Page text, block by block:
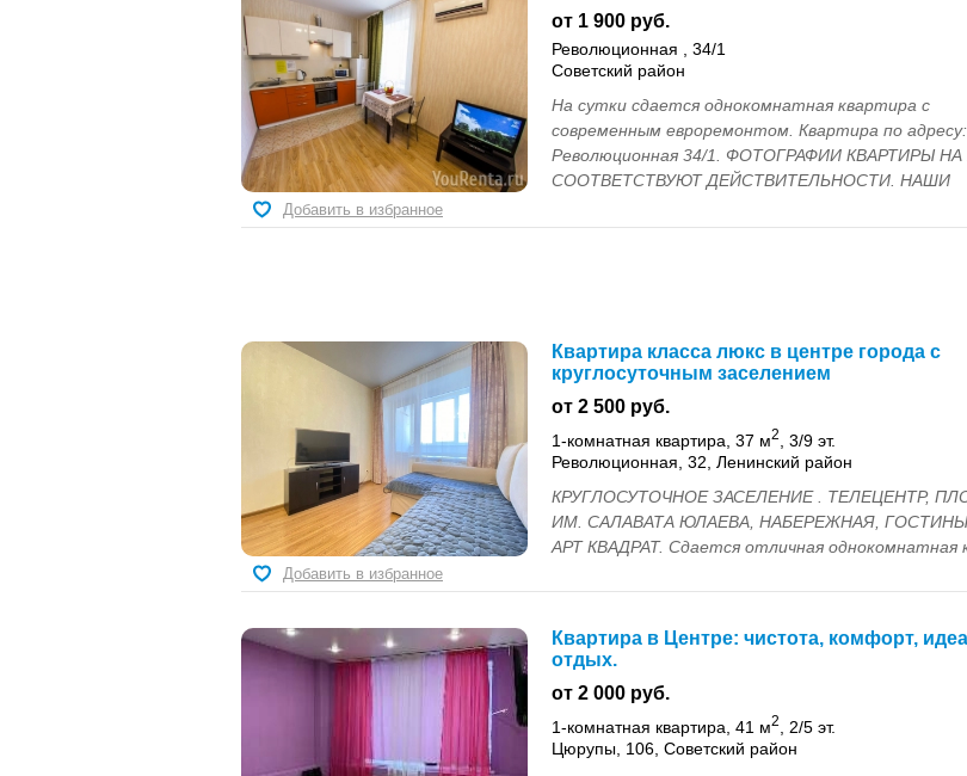
от 1 900 руб.
Революционная , 34/1
Советский район
На сутки сдается однокомнатная квартира с
современным евроремонтом. Квартира по адресу:
Революционная 34/1. ФОТОГРАФИИ КВАРТИРЫ НА
СООТВЕТСТВУЮТ ДЕЙСТВИТЕЛЬНОСТИ. НАШИ
Добавить в избранное
Квартира класса люкс в центре города с
круглосуточным заселением
от 2 500 руб.
1-комнатная квартира, 37 м2
, 3/9 эт.
Революционная, 32, Ленинский район
КРУГЛОСУТОЧНОЕ ЗАСЕЛЕНИЕ . ТЕЛЕЦЕНТР,
ИМ. САЛАВАТА ЮЛАЕВА, НАБЕРЕЖНАЯ,
АРТ КВАДРАТ. Сдается отличная однокомнатная
Добавить в избранное
Квартира в Центре: чистота, комфорт,
отдых.
от 2 000 руб.
1-комнатная квартира, 41 м2
, 2/5 эт.
Цюрупы, 106, Советский район